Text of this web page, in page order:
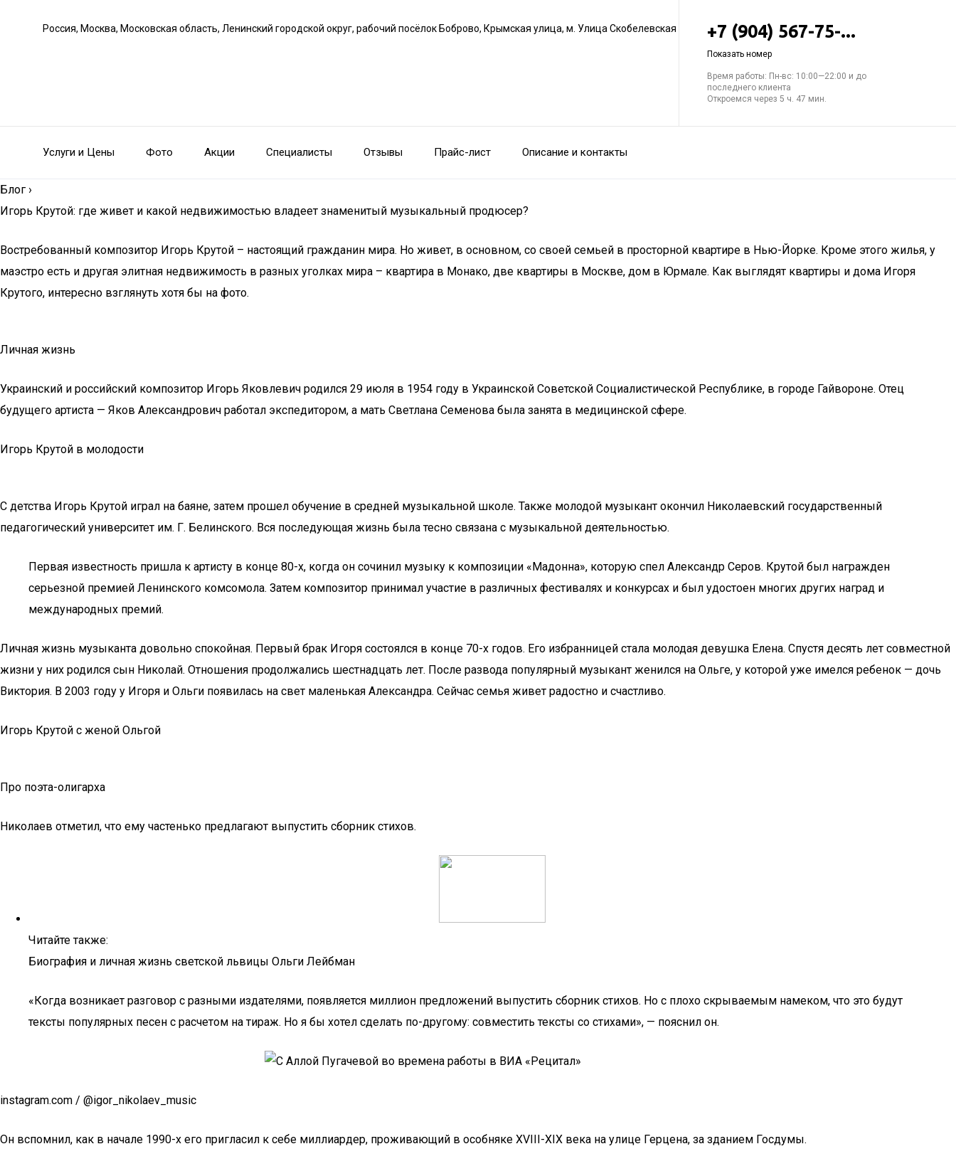
Россия, Москва, Московская область, Ленинский городской округ, рабочий посёлок Боброво, Крымская улица, м. Улица Скобелевская +7 (904) 567-75-...
Показать номер
Время работы: Пн-вс: 10:00—22:00 и до
последнего клиента
Откроемся через 5 ч. 47 мин.
Услуги и Цены Фото Акции Специалисты Отзывы Прайс-лист Описание и контакты
Блог ›
Игорь Крутой: где живет и какой недвижимостью владеет знаменитый музыкальный продюсер?
Востребованный композитор Игорь Крутой – настоящий гражданин мира. Но живет, в основном, со своей семьей в просторной квартире в Нью-Йорке. Кроме этого жилья, у
маэстро есть и другая элитная недвижимость в разных уголках мира – квартира в Монако, две квартиры в Москве, дом в Юрмале. Как выглядят квартиры и дома Игоря
Крутого, интересно взглянуть хотя бы на фото.
Личная жизнь
Украинский и российский композитор Игорь Яковлевич родился 29 июля в 1954 году в Украинской Советской Социалистической Республике, в городе Гайвороне. Отец
будущего артиста — Яков Александрович работал экспедитором, а мать Светлана Семенова была занята в медицинской сфере.
Игорь Крутой в молодости
С детства Игорь Крутой играл на баяне, затем прошел обучение в средней музыкальной школе. Также молодой музыкант окончил Николаевский государственный
педагогический университет им. Г. Белинского. Вся последующая жизнь была тесно связана с музыкальной деятельностью.
Первая известность пришла к артисту в конце 80-х, когда он сочинил музыку к композиции «Мадонна», которую спел Александр Серов. Крутой был награжден
серьезной премией Ленинского комсомола. Затем композитор принимал участие в различных фестивалях и конкурсах и был удостоен многих других наград и
международных премий.
Личная жизнь музыканта довольно спокойная. Первый брак Игоря состоялся в конце 70-х годов. Его избранницей стала молодая девушка Елена. Спустя десять лет совместной
жизни у них родился сын Николай. Отношения продолжались шестнадцать лет. После развода популярный музыкант женился на Ольге, у которой уже имелся ребенок — дочь
Виктория. В 2003 году у Игоря и Ольги появилась на свет маленькая Александра. Сейчас семья живет радостно и счастливо.
Игорь Крутой с женой Ольгой
Про поэта-олигарха
Николаев отметил, что ему частенько предлагают выпустить сборник стихов.
Читайте также:
Биография и личная жизнь светской львицы Ольги Лейбман
«Когда возникает разговор с разными издателями, появляется миллион предложений выпустить сборник стихов. Но с плохо скрываемым намеком, что это будут
тексты популярных песен с расчетом на тираж. Но я бы хотел сделать по-другому: совместить тексты со стихами», — пояснил он.
instagram.com / @igor_nikolaev_music
Он вспомнил, как в начале 1990-х его пригласил к себе миллиардер, проживающий в особняке XVIII-XIX века на улице Герцена, за зданием Госдумы.